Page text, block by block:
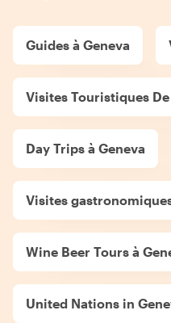
Guides à Geneva
Visites Touristiques De
Day Trips à Geneva
Visites
Wine Beer Tours à
United Nations in